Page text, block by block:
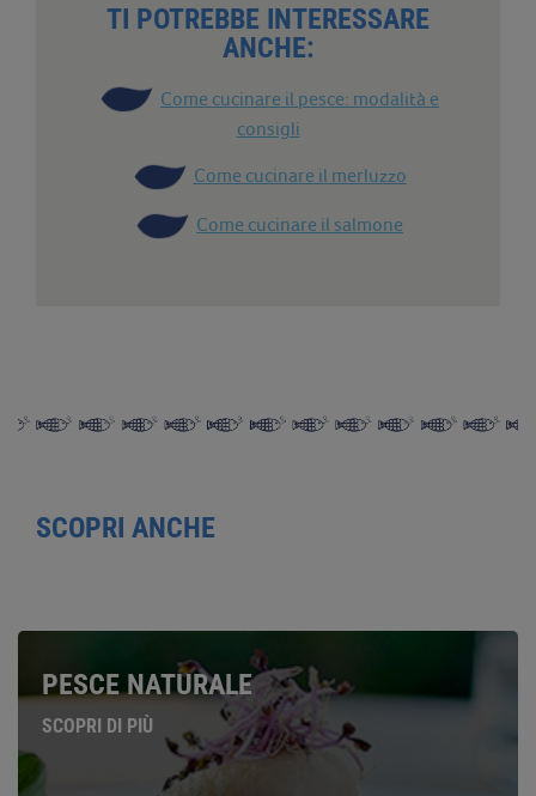
TI POTREBBE INTERESSARE
ANCHE:
Come cucinare il pesce: modalità e
consigli
Come cucinare il merluzzo
Come cucinare il salmone
SCOPRI ANCHE
PESCE NATURALE
SCOPRI DI PIÙ